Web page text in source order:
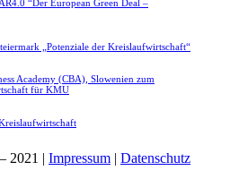
“Der European Green Deal –
„Potenziale der Kreislaufwirtschaft“
Academy (CBA), Slowenien zum
für KMU
2021 | Impressum | Datenschutz